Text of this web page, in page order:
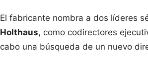
El fabricante nombra a dos líderes
Holthaus, como codirectores
cabo una búsqueda de un nuevo